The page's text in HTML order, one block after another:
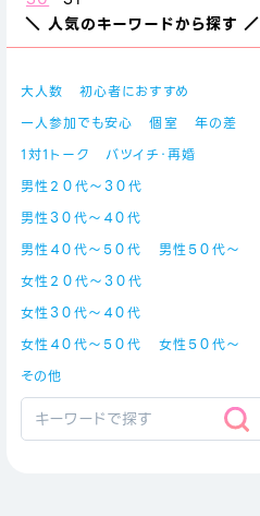
＼ 人気のキーワードから探す ／
大人数
初心者におすすめ
一人参加でも安心
個室
年の差
1対1トーク
バツイチ・再婚
男性２０代～３０代
男性３０代～４０代
男性４０代～５０代
男性５０代～
女性２０代～３０代
女性３０代～４０代
女性４０代～５０代
女性５０代～
その他